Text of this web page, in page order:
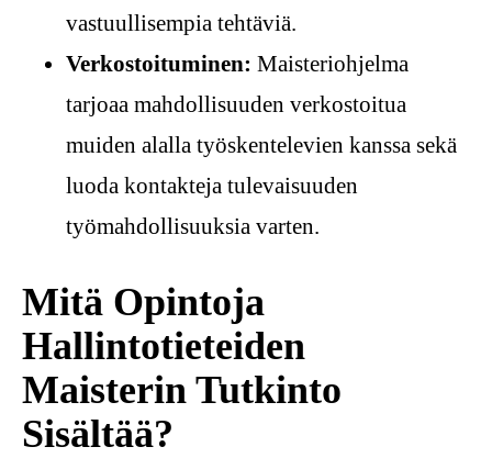
vastuullisempia tehtäviä.
Verkostoituminen: Maisteriohjelma
tarjoaa mahdollisuuden verkostoitua
muiden alalla työskentelevien kanssa sekä
luoda kontakteja tulevaisuuden
työmahdollisuuksia varten.
Mitä Opintoja
Hallintotieteiden
Maisterin Tutkinto
Sisältää?